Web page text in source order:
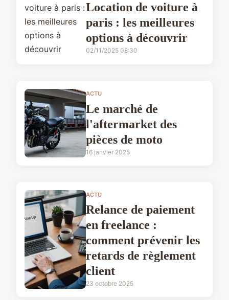
Location de voiture à
paris : les meilleures
options à découvrir
02/11/2025 08:30
ACTU
Le marché de
l'aftermarket des
pièces de moto
16 janvier 2025
ACTU
Relance de paiement
en freelance :
comment prévenir les
retards de règlement
client
23 octobre 2025